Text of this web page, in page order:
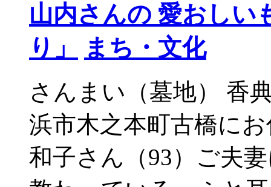
山内さんの 愛おしい
り」
まち・文化
さんまい（墓地）
浜市木之本町古橋に
和子さん（93）ご夫